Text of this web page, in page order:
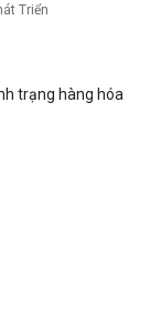
Triển
trạng hàng hóa